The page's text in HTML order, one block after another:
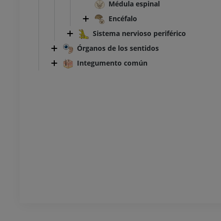
Médula espinal
Encéfalo
Sistema nervioso periférico
Órganos de los sentidos
Integumento común
TC del tobillo y del pie
TAC
PREMIUM